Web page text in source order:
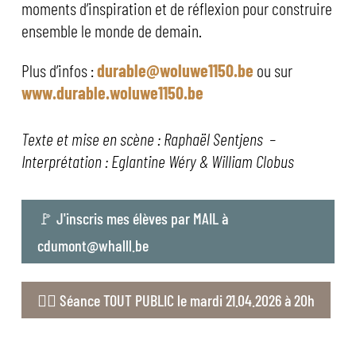
moments d’inspiration et de réflexion pour construire
ensemble le monde de demain.
Plus d’infos :durable@woluwe1150.be ou sur
www.durable.woluwe1150.be
Texte et mise en scène : Raphaël Sentjens –
Interprétation : Eglantine Wéry & William Clobus
🚩 J'inscris mes élèves par MAIL à
cdumont@whalll.be
👉🏻 Séance TOUT PUBLIC le mardi 21.04.2026 à 20h